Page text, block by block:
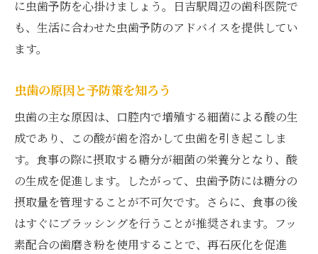
に虫歯予防を心掛けましょう。日吉駅周辺の歯科医院で
も、生活に合わせた虫歯予防のアドバイスを提供してい
ます。
虫歯の原因と予防策を知ろう
虫歯の主な原因は、口腔内で増殖する細菌による酸の生
成であり、この酸が歯を溶かして虫歯を引き起こしま
す。食事の際に摂取する糖分が細菌の栄養分となり、酸
の生成を促進します。したがって、虫歯予防には糖分の
摂取量を管理することが不可欠です。さらに、食事の後
はすぐにブラッシングを行うことが推奨されます。フッ
素配合の歯磨き粉を使用することで、再石灰化を促進